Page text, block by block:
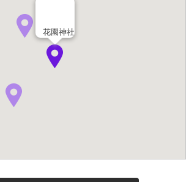
花園神社